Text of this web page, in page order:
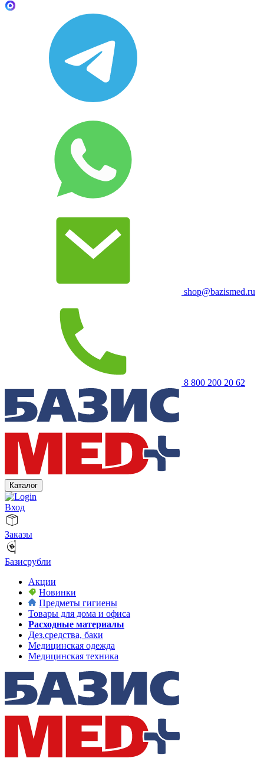
shop@bazismed.ru
8 800 200 20 62
Каталог
Вход
Заказы
Базисрубли
Акции
Новинки
Предметы гигиены
Товары для дома и офиса
Расходные материалы
Дез.средства, баки
Медицинская одежда
Медицинская техника